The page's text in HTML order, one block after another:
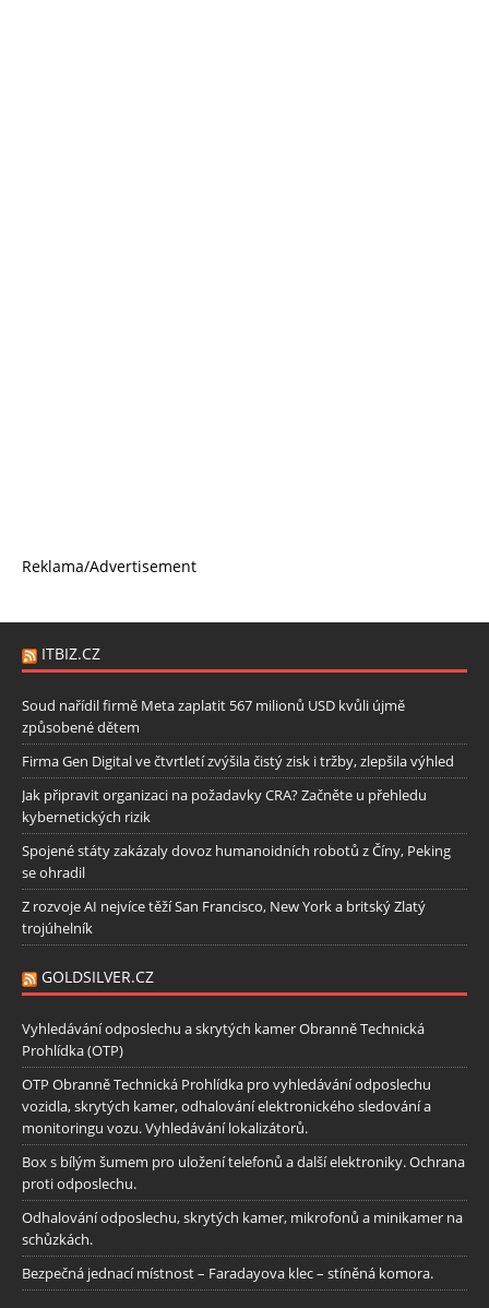
Reklama/Advertisement
ITBIZ.CZ
Soud nařídil firmě Meta zaplatit 567 milionů USD kvůli újmě
způsobené dětem
Firma Gen Digital ve čtvrtletí zvýšila čistý zisk i tržby, zlepšila výhled
Jak připravit organizaci na požadavky CRA? Začněte u přehledu
kybernetických rizik
Spojené státy zakázaly dovoz humanoidních robotů z Číny, Peking
se ohradil
Z rozvoje AI nejvíce těží San Francisco, New York a britský Zlatý
trojúhelník
GOLDSILVER.CZ
Vyhledávání odposlechu a skrytých kamer Obranně Technická
Prohlídka (OTP)
OTP Obranně Technická Prohlídka pro vyhledávání odposlechu
vozidla, skrytých kamer, odhalování elektronického sledování a
monitoringu vozu. Vyhledávání lokalizátorů.
Box s bílým šumem pro uložení telefonů a další elektroniky. Ochrana
proti odposlechu.
Odhalování odposlechu, skrytých kamer, mikrofonů a minikamer na
schůzkách.
Bezpečná jednací místnost – Faradayova klec – stíněná komora.